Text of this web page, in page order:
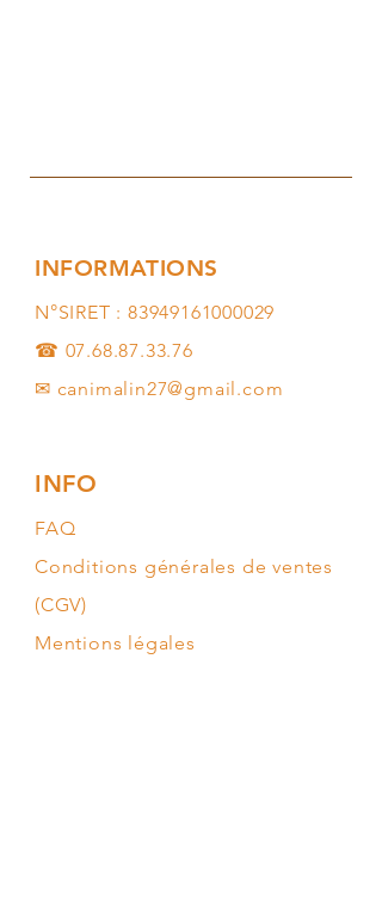
INFORMATIONS
N°SIRET :83949161000029
☎ 07.68.87.33.76
✉ canimalin27@gmail.com
INFO
FAQ
Conditions générales de ventes
(CGV)
Mentions légales